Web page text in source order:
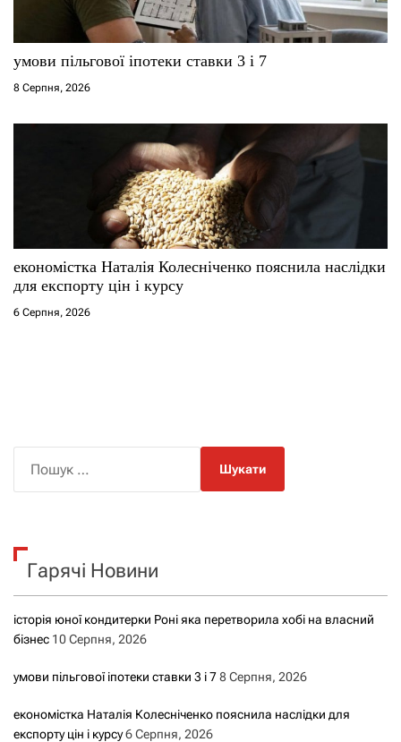
умови пільгової іпотеки ставки 3 і 7
8 Серпня, 2026
економістка Наталія Колесніченко пояснила наслідки
для експорту цін і курсу
6 Серпня, 2026
к
Гарячі Новини
історія юної кондитерки Роні яка перетворила хобі на власний
бізнес 10 Серпня, 2026
умови пільгової іпотеки ставки 3 і 78 Серпня, 2026
економістка Наталія Колесніченко пояснила наслідки для
експорту цін і курсу6 Серпня, 2026